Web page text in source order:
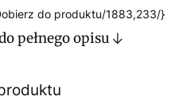
do produktu/1883,233/}
pełnego opisu